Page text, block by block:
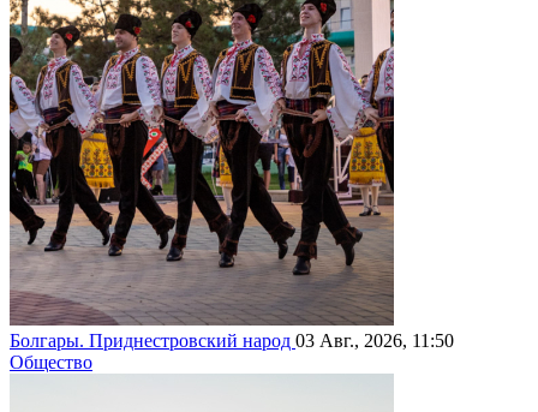
Болгары. Приднестровский народ 03 Авг., 2026, 11:50
Общество